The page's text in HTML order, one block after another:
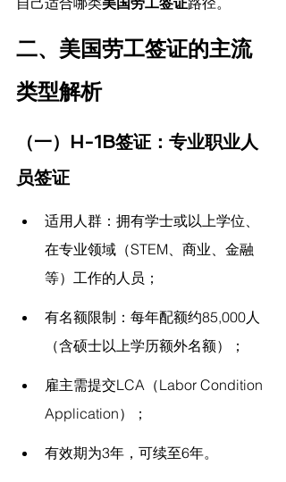
二、美国劳工签证的主流
类型解析
（一）H-1B签证：专业职业人
员签证
适用人群：拥有学士或以上学位、
在专业领域（STEM、商业、金融
等）工作的人员；
有名额限制：每年配额约85,000人
（含硕士以上学历额外名额）；
雇主需提交LCA（Labor Condition
Application）；
有效期为3年，可续至6年。